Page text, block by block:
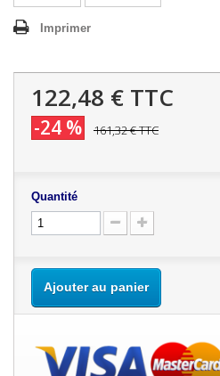
Imprimer
122,48 € TTC
-24 % 161,32 €TTC
Quantité
Ajouter au panier